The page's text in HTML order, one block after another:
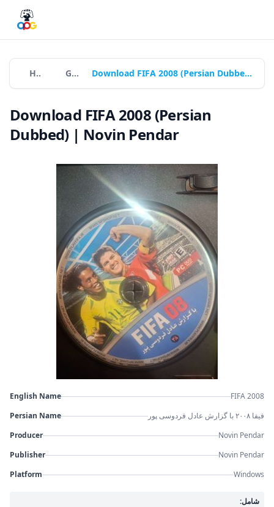
Home Games Download FIFA 2008 (Persian Dubbed) | Novin Pendar
Download FIFA 2008 (Persian
Dubbed) | Novin Pendar
English Name
FIFA 2008
Persian Name
فیفا ۲۰۰۸ با گزارش عادل فردوسی پور
Producer
Novin Pendar
Publisher
Novin Pendar
Platform
Windows
شامل: